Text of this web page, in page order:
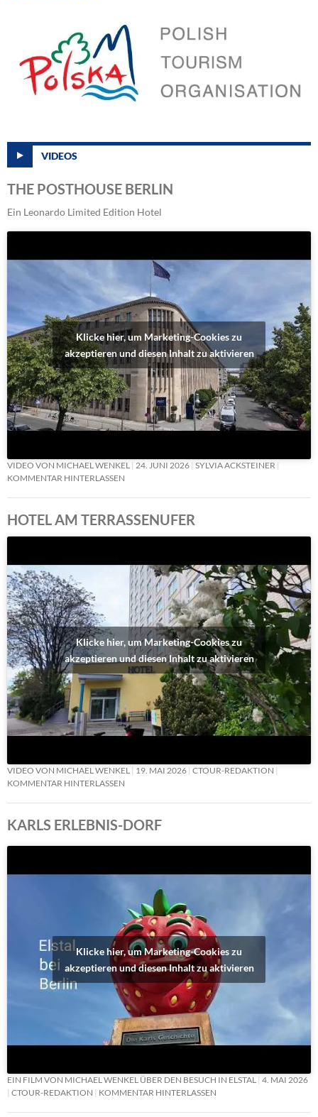
VIDEOS
THE POSTHOUSE BERLIN
Ein Leonardo Limited Edition Hotel
Klicke hier, um Marketing-Cookies zu
akzeptieren und diesen Inhalt zu aktivieren
VIDEO VON MICHAEL WENKEL 24. JUNI 2026 SYLVIA ACKSTEINER
KOMMENTAR HINTERLASSEN
HOTEL AM TERRASSENUFER
Klicke hier, um Marketing-Cookies zu
akzeptieren und diesen Inhalt zu aktivieren
VIDEO VON MICHAEL WENKEL 19. MAI 2026 CTOUR-REDAKTION
KOMMENTAR HINTERLASSEN
KARLS ERLEBNIS-DORF
Klicke hier, um Marketing-Cookies zu
akzeptieren und diesen Inhalt zu aktivieren
EIN FILM VON MICHAEL WENKEL ÜBER DEN BESUCH IN ELSTAL
4. MAI 2026
CTOUR-REDAKTION
KOMMENTAR HINTERLASSEN